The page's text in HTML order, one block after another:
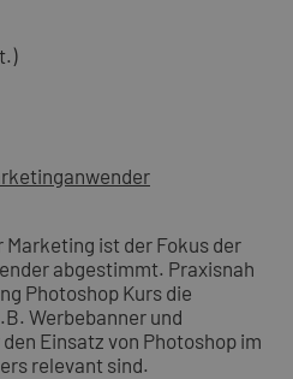
ist der Fokus der
abgestimmt. Praxisnah
Photoshop Kurs die
Werbebanner und
Einsatz von Photoshop im
relevant sind.